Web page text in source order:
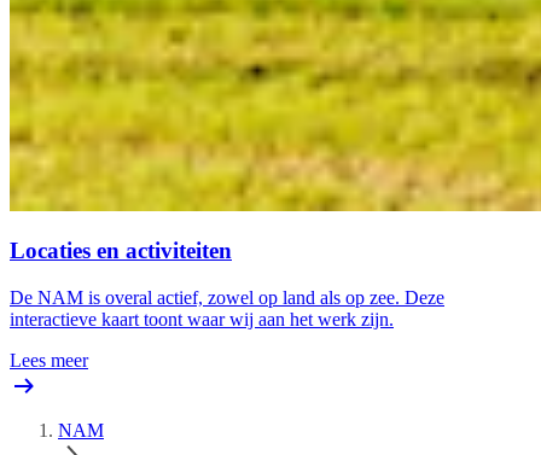
Locaties en activiteiten
De NAM is overal actief, zowel op land als op zee. Deze
interactieve kaart toont waar wij aan het werk zijn.
Lees meer
NAM